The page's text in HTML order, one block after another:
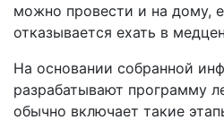
можно провести и на дому,
отказывается ехать в
На основании собранной
разрабатывают программу
обычно включает такие